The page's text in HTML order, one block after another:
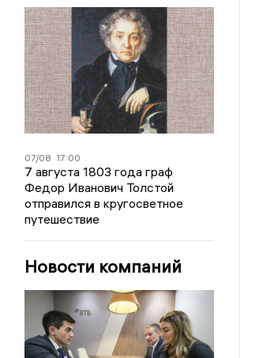
07/08 17:00
7 августа 1803 года граф
Федор Иванович Толстой
отправился в кругосветное
путешествие
Новости компаний